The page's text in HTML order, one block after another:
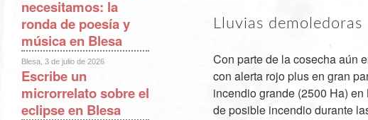
Lluvias demoledoras
Con parte de la cosecha aún
con alerta rojo plus en gran
incendio grande (2500 Ha)
de posible incendio durante
necesitamos: la
ronda de poesía y
música en Blesa
Blesa, 3 de julio de 2026
Escribe un
microrrelato sobre el
eclipse en Blesa